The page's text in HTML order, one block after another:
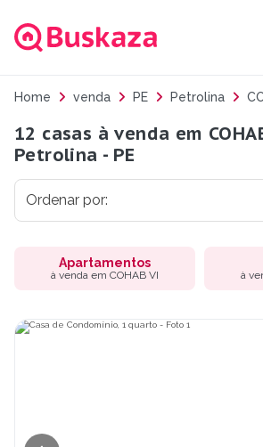
Home venda PE Petrolina
12 casas à venda em
Petrolina - PE
Apartamentos
à venda em COHAB VI à